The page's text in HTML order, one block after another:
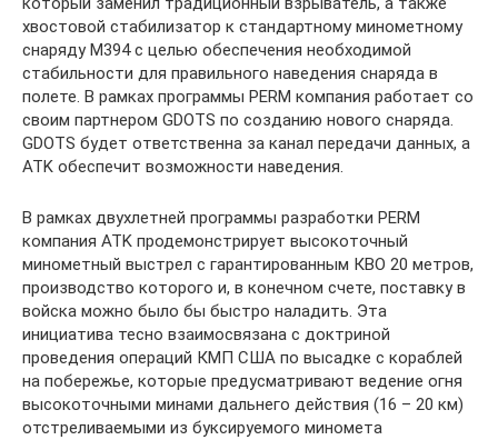
хвостовой стабилизатор к стандартному минометному
снаряду M394 с целью обеспечения необходимой
стабильности для правильного наведения снаряда в
полете. В рамках программы PERM компания работает со
своим партнером GDOTS по созданию нового снаряда.
GDOTS будет ответственна за канал передачи данных, а
ATK обеспечит возможности наведения.
В рамках двухлетней программы разработки PERM
компания ATK продемонстрирует высокоточный
минометный выстрел с гарантированным КВО 20 метров,
производство которого и, в конечном счете, поставку в
войска можно было бы быстро наладить. Эта
инициатива тесно взаимосвязана с доктриной
проведения операций КМП США по высадке с кораблей
на побережье, которые предусматривают ведение огня
высокоточными минами дальнего действия (16 – 20 км)
отстреливаемыми из буксируемого миномета